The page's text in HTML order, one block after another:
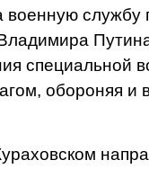
военную службу
специальной
обороняя и